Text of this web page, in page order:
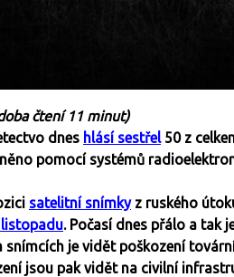
čtení 11 minut)
dnes hlásí sestřel50 z
pomocí systémů
satelitní snímkyz ruského
listopadu. Počasí dnes přálo a tak
snímcích je vidět poškození
jsou pak vidět na civilní